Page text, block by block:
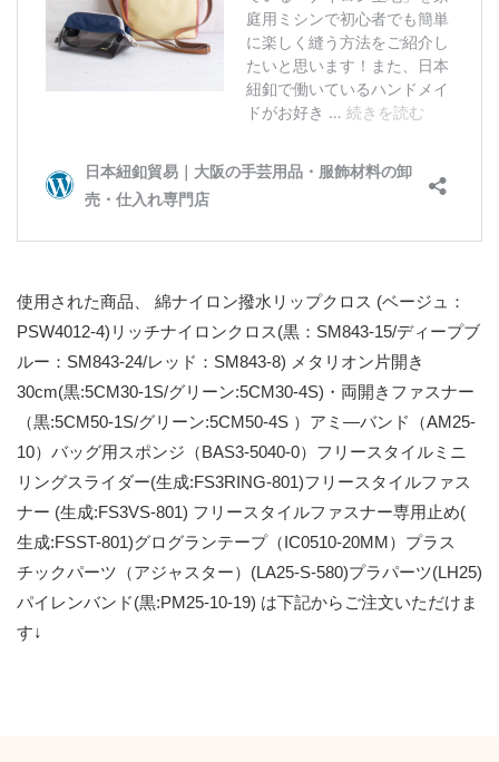
使用された商品、 綿ナイロン撥水リップクロス (ベージュ：
PSW4012-4)リッチナイロンクロス(黒：SM843-15/ディープブ
ルー：SM843-24/レッド：SM843-8) メタリオン片開き
30cm(黒:5CM30-1S/グリーン:5CM30-4S)・両開きファスナー
（黒:5CM50-1S/グリーン:5CM50-4S ）アミ―バンド（AM25-
10）バッグ用スポンジ（BAS3-5040-0）フリースタイルミニ
リングスライダー(生成:FS3RING-801)フリースタイルファス
ナー (生成:FS3VS-801) フリースタイルファスナー専用止め(
生成:FSST-801)グログランテープ（IC0510-20MM）プラス
チックパーツ（アジャスター）(LA25-S-580)プラパーツ(LH25)
パイレンバンド(黒:PM25-10-19) は下記からご注文いただけま
す↓